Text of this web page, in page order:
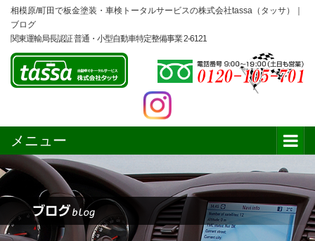
相模原/町田で板金塗装・車検トータルサービスの株式会社tassa（タッサ）｜
ブログ
関東運輸局長認証 普通・小型自動車特定整備事業 2-6121
メニュー